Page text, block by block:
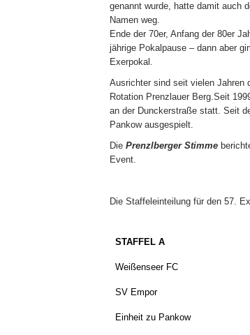
genannt wurde, hatte damit auch
Namen weg.
Ende der 70er, Anfang der 80er
jährige Pokalpause – dann aber
Exerpokal.
Ausrichter sind seit vielen Jahren
Rotation Prenzlauer Berg.Seit
an der Dunckerstraße statt. Seit
Pankow ausgespielt.
Die Prenzlberger Stimme
Event.
Die Staffeleinteilung für den 57.
STAFFEL A
Weißenseer FC
SV Empor
Einheit zu Pankow